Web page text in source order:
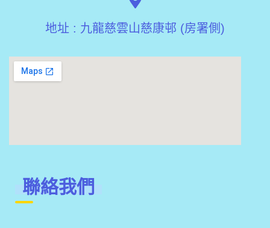
地址 : 九龍慈雲山慈康邨 (房署側)
聯絡我們